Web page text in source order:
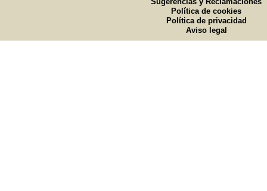
Política de cookies
Política de privacidad
Aviso legal